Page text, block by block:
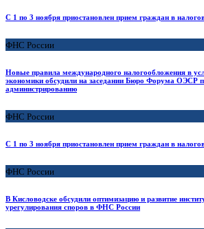
С 1 по 3 ноября приостановлен прием граждан в
ФНС России
Новые правила международного налогообложения в
экономики обсудили на заседании Бюро Форума ОЭСР
администрированию
ФНС России
С 1 по 3 ноября приостановлен прием граждан в
ФНС России
В Кисловодске обсудили оптимизацию и развитие
урегулирования споров в ФНС России